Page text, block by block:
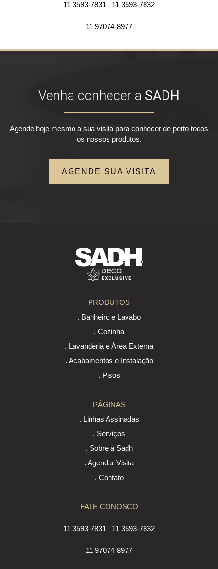
11 3593-7831 11 3593-7832
11 97074-8977
Venha conhecer a SADH
Agende hoje mesmo a sua visita para conhecer de perto todos
os nossos produtos.
AGENDE SUA VISITA
PRODUTOS
. Banheiro e Lavabo
. Cozinha
. Lavanderia e Área Externa
. Acabamentos e Instalação
. Pisos
PÁGINAS
. Linhas Assinadas
. Serviços
. Sobre a Sadh
. Agendar Visita
. Contato
FALE CONOSCO
11 3593-7831 11 3593-7832
11 97074-8977